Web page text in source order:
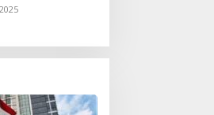
Hukum